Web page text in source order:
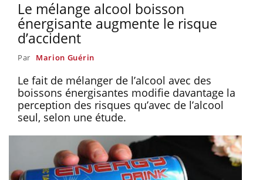
Le mélange alcool boisson
énergisante augmente le risque
d’accident
Par Marion Guérin
Le fait de mélanger de l’alcool avec des
boissons énergisantes modifie davantage la
perception des risques qu’avec de l’alcool
seul, selon une étude.